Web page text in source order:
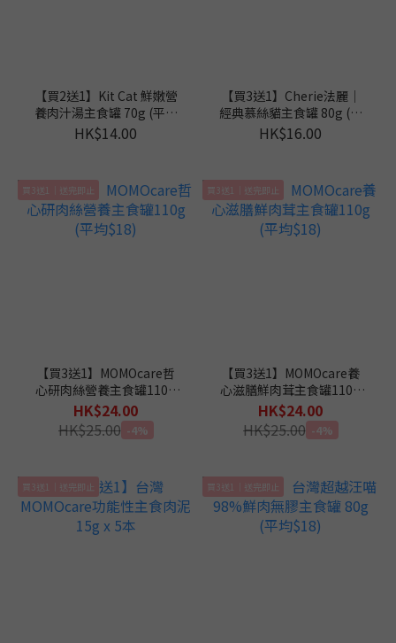
【買2送1】Kit Cat 鮮嫩營
養肉汁湯主食罐 70g (平均
$9.3)
HK$14.00
【買3送1】Cherie法麗｜
經典慕絲貓主食罐 80g (平
均$12)
HK$16.00
買3送1｜送完即止
【買3送1】MOMOcare哲
心研肉絲營養主食罐110g
(平均$18)
HK$24.00
HK$25.00 -4%
買3送1｜送完即止
【買3送1】MOMOcare養
心滋膳鮮肉茸主食罐110g
(平均$18)
HK$24.00
HK$25.00 -4%
買3送1｜送完即止 買3送1｜送完即止